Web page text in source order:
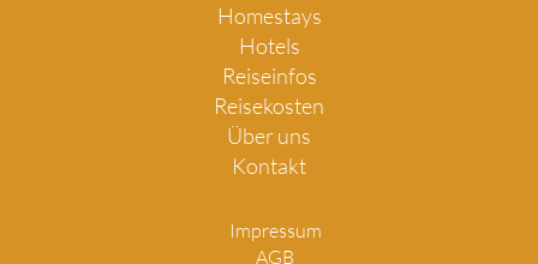
Homestays
Hotels
Reiseinfos
Reisekosten
Über uns
Kontakt
Impressum
AGB